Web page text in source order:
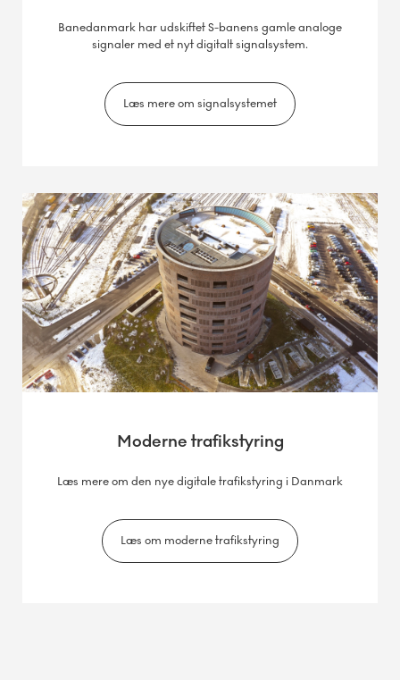
Banedanmark har udskiftet S-banens gamle analoge
signaler med et nyt digitalt signalsystem.
Læs mere om signalsystemet
Moderne trafikstyring
Læs mere om den nye digitale trafikstyring i Danmark
Læs om moderne trafikstyring